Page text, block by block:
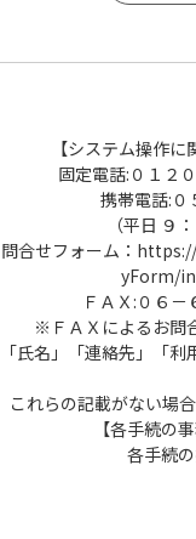
【システム操作
固定電話:０１２
携帯電話:０
（平日 ９：
問合せフォーム：
yForm/
ＦＡＸ:０６－
※ＦＡＸによるお問
「氏名」「連絡先」「
これらの記載がない場
【各手続の
各手続